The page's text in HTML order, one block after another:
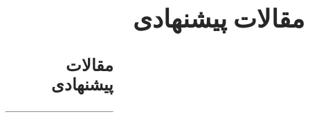
مقالات پیشنهادی
مقالات
پیشنهادی